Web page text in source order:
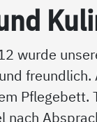
wurde
Pflegebett.
nach